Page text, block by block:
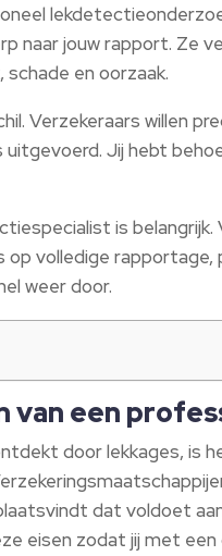
naar jouw rapport. Ze
en oorzaak.
Verzekeraars willen
Jij hebt
is
volledige
weer door.
van een
door lekkages,
dat voldoet
eisen zodat jij met